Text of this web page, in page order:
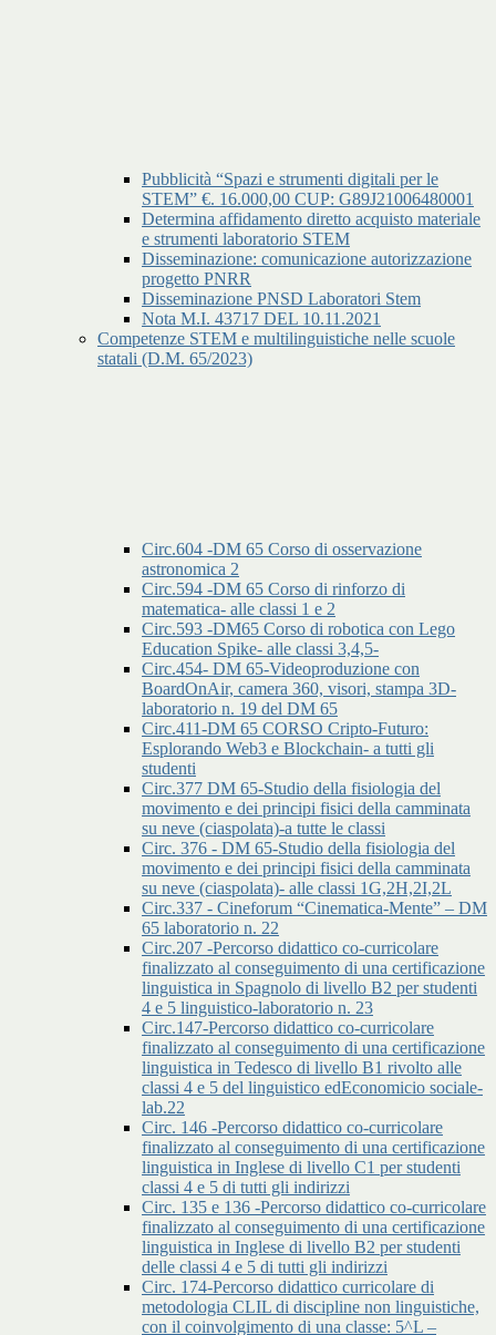
Pubblicità “Spazi e strumenti digitali per le
STEM” €. 16.000,00 CUP: G89J21006480001
Determina affidamento diretto acquisto materiale
e strumenti laboratorio STEM
Disseminazione: comunicazione autorizzazione
progetto PNRR
Disseminazione PNSD Laboratori Stem
Nota M.I. 43717 DEL 10.11.2021
Competenze STEM e multilinguistiche nelle scuole
statali (D.M. 65/2023)
Circ.604 -DM 65 Corso di osservazione
astronomica 2
Circ.594 -DM 65 Corso di rinforzo di
matematica- alle classi 1 e 2
Circ.593 -DM65 Corso di robotica con Lego
Education Spike- alle classi 3,4,5-
Circ.454- DM 65-Videoproduzione con
BoardOnAir, camera 360, visori, stampa 3D-
laboratorio n. 19 del DM 65
Circ.411-DM 65 CORSO Cripto-Futuro:
Esplorando Web3 e Blockchain- a tutti gli
studenti
Circ.377 DM 65-Studio della fisiologia del
movimento e dei principi fisici della camminata
su neve (ciaspolata)-a tutte le classi
Circ. 376 - DM 65-Studio della fisiologia del
movimento e dei principi fisici della camminata
su neve (ciaspolata)- alle classi 1G,2H,2I,2L
Circ.337 - Cineforum “Cinematica-Mente” – DM
65 laboratorio n. 22
Circ.207 -Percorso didattico co-curricolare
finalizzato al conseguimento di una certificazione
linguistica in Spagnolo di livello B2 per studenti
4 e 5 linguistico-laboratorio n. 23
Circ.147-Percorso didattico co-curricolare
finalizzato al conseguimento di una certificazione
linguistica in Tedesco di livello B1 rivolto alle
classi 4 e 5 del linguistico edEconomicio sociale-
lab.22
Circ. 146 -Percorso didattico co-curricolare
finalizzato al conseguimento di una certificazione
linguistica in Inglese di livello C1 per studenti
classi 4 e 5 di tutti gli indirizzi
Circ. 135 e 136 -Percorso didattico co-curricolare
finalizzato al conseguimento di una certificazione
linguistica in Inglese di livello B2 per studenti
delle classi 4 e 5 di tutti gli indirizzi
Circ. 174-Percorso didattico curricolare di
metodologia CLIL di discipline non linguistiche,
con il coinvolgimento di una classe: 5^L –